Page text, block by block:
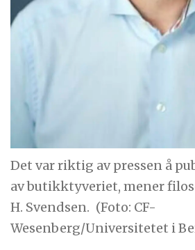
Det var riktig av pressen å
av butikktyveriet, mener
H. Svendsen. (Foto: CF-
Wesenberg/Universitetet i